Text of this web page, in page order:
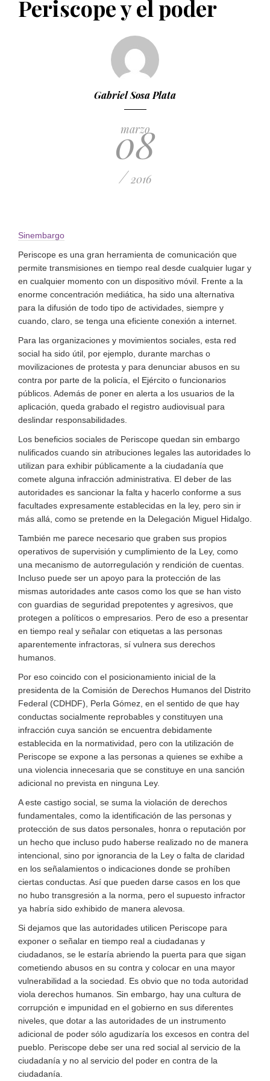
PUBLICADO EL 5 ENERO, 2023
Periscope y el poder
Gabriel Sosa Plata
marzo
08
/ 2016
Sinembargo
Periscope es una gran herramienta de comunicación que
permite transmisiones en tiempo real desde cualquier lugar y
en cualquier momento con un dispositivo móvil. Frente a la
enorme concentración mediática, ha sido una alternativa
para la difusión de todo tipo de actividades, siempre y
cuando, claro, se tenga una eficiente conexión a internet.
Para las organizaciones y movimientos sociales, esta red
social ha sido útil, por ejemplo, durante marchas o
movilizaciones de protesta y para denunciar abusos en su
contra por parte de la policía, el Ejército o funcionarios
públicos. Además de poner en alerta a los usuarios de la
aplicación, queda grabado el registro audiovisual para
deslindar responsabilidades.
Los beneficios sociales de Periscope quedan sin embargo
nulificados cuando sin atribuciones legales las autoridades lo
utilizan para exhibir públicamente a la ciudadanía que
comete alguna infracción administrativa. El deber de las
autoridades es sancionar la falta y hacerlo conforme a sus
facultades expresamente establecidas en la ley, pero sin ir
más allá, como se pretende en la Delegación Miguel Hidalgo.
También me parece necesario que graben sus propios
operativos de supervisión y cumplimiento de la Ley, como
una mecanismo de autorregulación y rendición de cuentas.
Incluso puede ser un apoyo para la protección de las
mismas autoridades ante casos como los que se han visto
con guardias de seguridad prepotentes y agresivos, que
protegen a políticos o empresarios. Pero de eso a presentar
en tiempo real y señalar con etiquetas a las personas
aparentemente infractoras, sí vulnera sus derechos
humanos.
Por eso coincido con el posicionamiento inicial de la
presidenta de la Comisión de Derechos Humanos del Distrito
Federal (CDHDF), Perla Gómez, en el sentido de que hay
conductas socialmente reprobables y constituyen una
infracción cuya sanción se encuentra debidamente
establecida en la normatividad, pero con la utilización de
Periscope se expone a las personas a quienes se exhibe a
una violencia innecesaria que se constituye en una sanción
adicional no prevista en ninguna Ley.
A este castigo social, se suma la violación de derechos
fundamentales, como la identificación de las personas y
protección de sus datos personales, honra o reputación por
un hecho que incluso pudo haberse realizado no de manera
intencional, sino por ignorancia de la Ley o falta de claridad
en los señalamientos o indicaciones donde se prohíben
ciertas conductas. Así que pueden darse casos en los que
no hubo transgresión a la norma, pero el supuesto infractor
ya habría sido exhibido de manera alevosa.
Si dejamos que las autoridades utilicen Periscope para
exponer o señalar en tiempo real a ciudadanas y
ciudadanos, se le estaría abriendo la puerta para que sigan
cometiendo abusos en su contra y colocar en una mayor
vulnerabilidad a la sociedad. Es obvio que no toda autoridad
viola derechos humanos. Sin embargo, hay una cultura de
corrupción e impunidad en el gobierno en sus diferentes
niveles, que dotar a las autoridades de un instrumento
adicional de poder sólo agudizaría los excesos en contra del
pueblo. Periscope debe ser una red social al servicio de la
ciudadanía y no al servicio del poder en contra de la
ciudadanía.